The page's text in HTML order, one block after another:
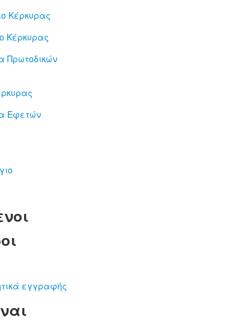
Κέρκυρας
Κέρκυρας
Πρωτοδικών
Εφετών
εγγραφής